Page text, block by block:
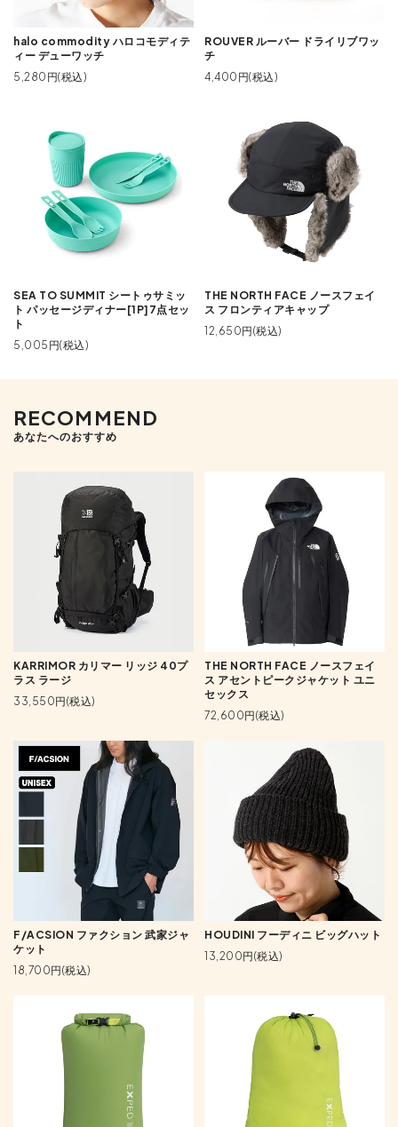
halo commodity ハロコモディテ
ィー デューワッチ
5,280円(税込)
ROUVER ルーバー ドライリブワッ
チ
4,400円(税込)
SEA TO SUMMIT シートゥサミッ
ト パッセージディナー[1P]7点セッ
ト
5,005円(税込)
THE NORTH FACE ノースフェイ
ス フロンティアキャップ
12,650円(税込)
RECOMMEND
あなたへのおすすめ
KARRIMOR カリマー リッジ 40プ
ラス ラージ
33,550円(税込)
THE NORTH FACE ノースフェイ
ス アセントピークジャケット ユニ
セックス
72,600円(税込)
F/ACSION ファクション 武家ジャ
ケット
18,700円(税込)
HOUDINI フーディニ ビッグハット
13,200円(税込)